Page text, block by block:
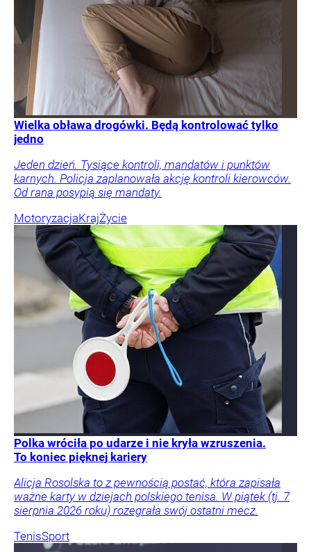
Wielka obława drogówki. Będą kontrolować tylko
jedno
Jeden dzień. Tysiące kontroli, mandatów i punktów
karnych. Policja zaplanowała akcję kontroli kierowców.
Od rana posypią się mandaty.
MotoryzacjaKrajŻycie
Polka wróciła po udarze i nie kryła wzruszenia.
To koniec pięknej kariery
Alicja Rosolska to z pewnością postać, która zapisała
ważne karty w dziejach polskiego tenisa. W piątek (tj. 7
sierpnia 2026 roku) rozegrała swój ostatni mecz.
TenisSport